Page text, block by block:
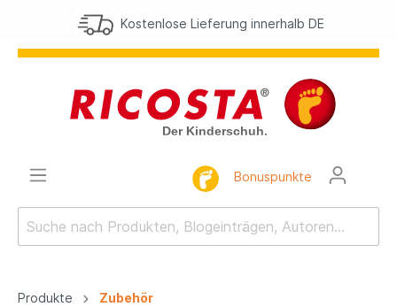
Kostenlose Lieferung innerhalb DE
Bonuspunkte
Produkte Zubehör